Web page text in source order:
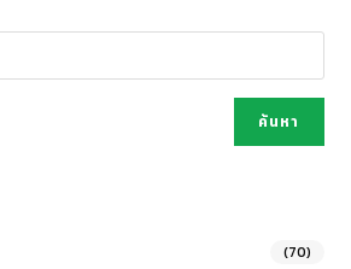
ค้นหา
(70)